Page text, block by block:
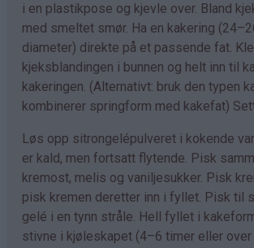
i en plastikpose og kjevle over. Bland
med smeltet smør. Ha en kakering
diameter) direkte på et passende fat.
kjeksblandingen i bunnen og helt inn til
kakeringen. (Alternativt: bruk den typen
kombinerer springform med kakefat)
Løs opp sitrongelépulveret i kokende
er kald, men fortsatt flytende. Pisk
kremost, melis og vaniljesukker. Pisk
pisk kremen deretter inn i fyllet. Pisk til
gelé i en tynn stråle. Hell fyllet i
stivne i kjøleskapet (4–6 timer eller over